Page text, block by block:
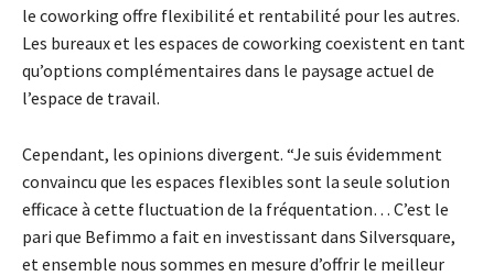
le coworking offre flexibilité et rentabilité pour les autres.
Les bureaux et les espaces de coworking coexistent en tant
qu’options complémentaires dans le paysage actuel de
l’espace de travail.
Cependant, les opinions divergent. “Je suis évidemment
convaincu que les espaces flexibles sont la seule solution
efficace à cette fluctuation de la fréquentation… C’est le
pari que Befimmo a fait en investissant dans Silversquare,
et ensemble nous sommes en mesure d’offrir le meilleur